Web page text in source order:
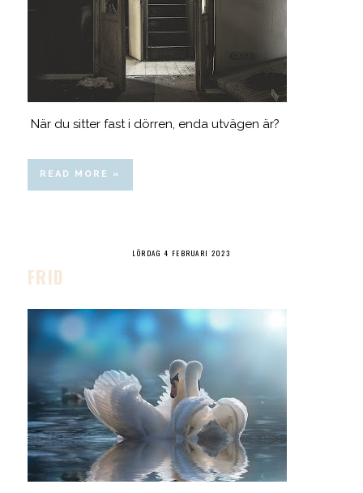
När du sitter fast i dörren, enda utvägen är?
READ MORE »
LÖRDAG 4 FEBRUARI 2023
FRID